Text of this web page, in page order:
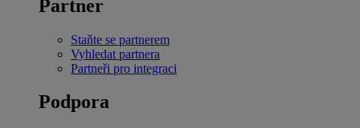
Partner
Staňte se partnerem
Vyhledat partnera
Partneři pro integraci
Podpora